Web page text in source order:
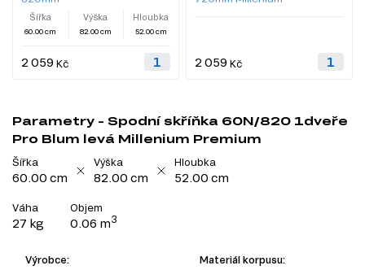
Šířka
60.00 cm
Výška
82.00 cm
Hloubka
52.00 cm
2 059 Kč 2 059 Kč
Parametry - Spodní skříňka 60N/820 1dveře
Pro Blum levá Millenium Premium
Šířka
60.00 cm
Výška
82.00 cm
Hloubka
52.00 cm
Váha
27 kg
Objem
0.06 m3
Výrobce:
Materiál korpusu: